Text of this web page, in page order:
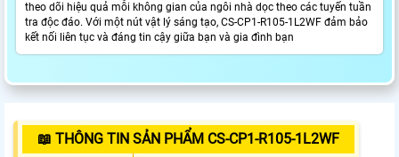
theo dõi hiệu quả mỗi không gian của ngôi nhà dọc theo các tuyến tuần
tra độc đáo. Với một nút vật lý sáng tạo, CS-CP1-R105-1L2WF đảm bảo
kết nối liên tục và đáng tin cậy giữa bạn và gia đình bạn
📖 THÔNG TIN SẢN PHẨM CS-CP1-R105-1L2WF